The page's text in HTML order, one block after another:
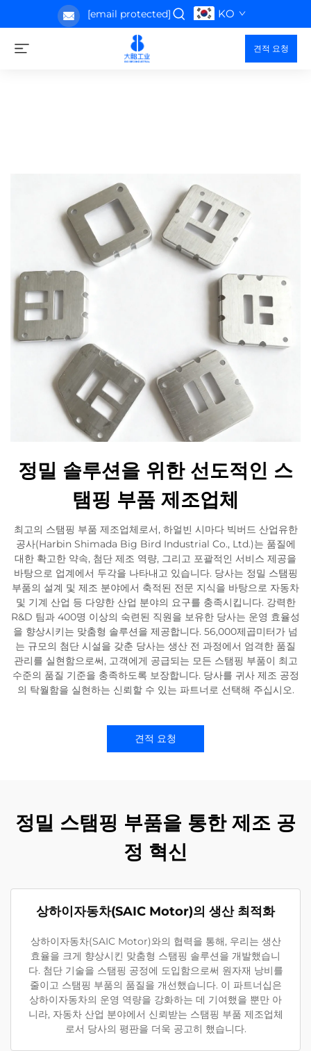
[email protected] KO
견적 요청
정밀 솔루션을 위한 선도적인 스
탬핑 부품 제조업체
최고의 스탬핑 부품 제조업체로서, 하얼빈 시마다 빅버드 산업유한
공사(Harbin Shimada Big Bird Industrial Co., Ltd.)는 품질에
대한 확고한 약속, 첨단 제조 역량, 그리고 포괄적인 서비스 제공을
바탕으로 업계에서 두각을 나타내고 있습니다. 당사는 정밀 스탬핑
부품의 설계 및 제조 분야에서 축적된 전문 지식을 바탕으로 자동차
및 기계 산업 등 다양한 산업 분야의 요구를 충족시킵니다. 강력한
R&D 팀과 400명 이상의 숙련된 직원을 보유한 당사는 운영 효율성
을 향상시키는 맞춤형 솔루션을 제공합니다. 56,000제곱미터가 넘
는 규모의 첨단 시설을 갖춘 당사는 생산 전 과정에서 엄격한 품질
관리를 실현함으로써, 고객에게 공급되는 모든 스탬핑 부품이 최고
수준의 품질 기준을 충족하도록 보장합니다. 당사를 귀사 제조 공정
의 탁월함을 실현하는 신뢰할 수 있는 파트너로 선택해 주십시오.
견적 요청
정밀 스탬핑 부품을 통한 제조 공
정 혁신
상하이자동차(SAIC Motor)의 생산 최적화
상하이자동차(SAIC Motor)와의 협력을 통해, 우리는 생산
효율을 크게 향상시킨 맞춤형 스탬핑 솔루션을 개발했습니
다. 첨단 기술을 스탬핑 공정에 도입함으로써 원자재 낭비를
줄이고 스탬핑 부품의 품질을 개선했습니다. 이 파트너십은
상하이자동차의 운영 역량을 강화하는 데 기여했을 뿐만 아
니라, 자동차 산업 분야에서 신뢰받는 스탬핑 부품 제조업체
로서 당사의 평판을 더욱 공고히 했습니다.